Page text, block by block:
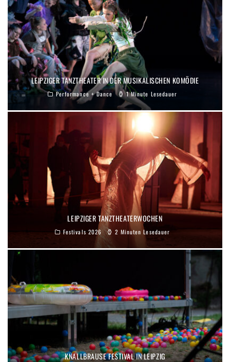
LEIPZIGER TANZTHEATER IN DER MUSIKALISCHEN KOMÖDIE
Performance + Dance 1 Minute Lesedauer
LEIPZIGER TANZTHEATERWOCHEN
Festivals 2026 2 Minuten Lesedauer
KNALLBRAUSE FESTIVAL IN LEIPZIG